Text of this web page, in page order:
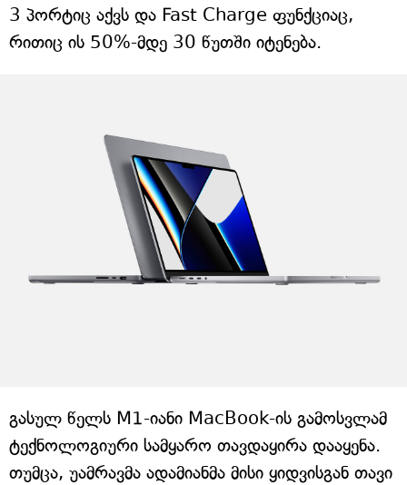
3 პორტიც აქვს და Fast Charge ფუნქციაც,
რითიც ის 50%-მდე 30 წუთში იტენება.
გასულ წელს M1-იანი MacBook-ის გამოსვლამ
ტექნოლოგიური სამყარო თავდაყირა დააყენა.
თუმცა, უამრავმა ადამიანმა მისი ყიდვისგან თავი